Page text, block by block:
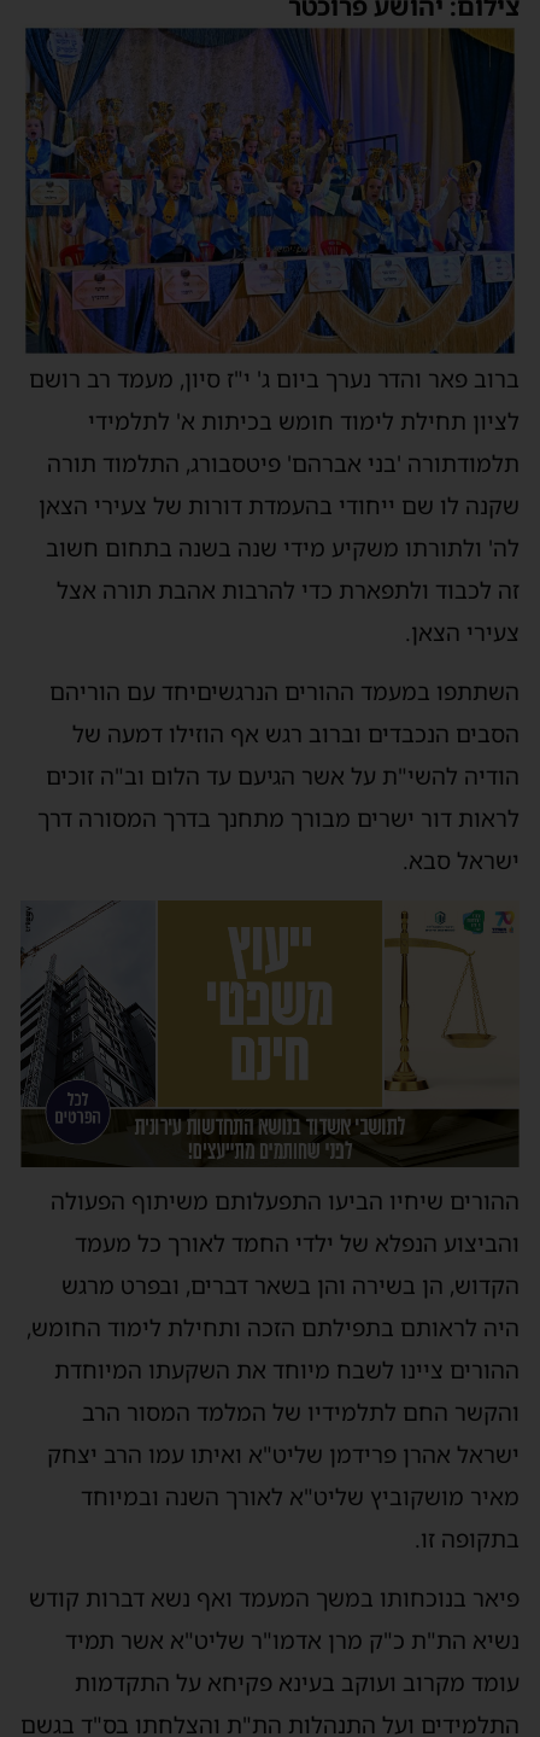
ברוב פאר והדר נערך ביום ג' י"ז סיון, מעמד רב רושם
לציון תחילת לימוד חומש בכיתות א' לתלמידי
תלמודתורה 'בני אברהם' פיטסבורג, התלמוד תורה
שקנה לו שם ייחודי בהעמדת דורות של צעירי הצאן
לה' ולתורתו משקיע מידי שנה בשנה בתחום חשוב
זה לכבוד ולתפארת כדי להרבות אהבת תורה אצל
צעירי הצאן.
השתתפו במעמד ההורים הנרגשיםיחד עם הוריהם
הסבים הנכבדים וברוב רגש אף הוזילו דמעה של
הודיה להשי"ת על אשר הגיעם עד הלום וב"ה זוכים
לראות דור ישרים מבורך מתחנך בדרך המסורה דרך
ישראל סבא.
ההורים שיחיו הביעו התפעלותם משיתוף הפעולה
והביצוע הנפלא של ילדי החמד לאורך כל מעמד
הקדוש, הן בשירה והן בשאר דברים, ובפרט מרגש
היה לראותם בתפילתם הזכה ותחילת לימוד החומש,
ההורים ציינו לשבח מיוחד את השקעתו המיוחדת
והקשר החם לתלמידיו של המלמד המסור הרב
ישראל אהרן פרידמן שליט"א ואיתו עמו הרב יצחק
מאיר מושקוביץ שליט"א לאורך השנה ובמיוחד
בתקופה זו.
פיאר בנוכחותו במשך המעמד ואף נשא דברות קודש
נשיא הת"ת כ"ק מרן אדמו"ר שליט"א אשר תמיד
עומד מקרוב ועוקב בעינא פקיחא על התקדמות
התלמידים ועל התנהלות הת"ת והצלחתו בס"ד בגשם